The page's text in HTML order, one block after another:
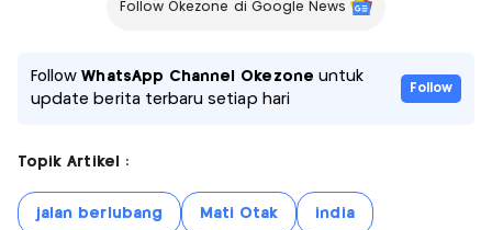
Follow Okezone di Google News
FollowWhatsApp Channel Okezone untuk
update berita terbaru setiap hari
Follow
Topik Artikel :
jalan berlubang Mati Otak india